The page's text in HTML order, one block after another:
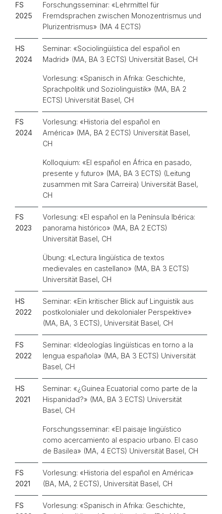
FS
2025
Forschungsseminar: «Lehrmittel für
Fremdsprachen zwischen Monozentrismus und
Plurizentrismus» (MA 4 ECTS)
HS
2024
Seminar: «Sociolingüística del español en
Madrid» (MA, BA 3 ECTS) Universität Basel, CH
Vorlesung: «Spanisch in Afrika: Geschichte,
Sprachpolitik und Soziolinguistik» (MA, BA 2
ECTS) Universität Basel, CH
FS
2024
Vorlesung: «Historia del español en
América» (MA, BA 2 ECTS) Universität Basel,
CH
Kolloquium: «El español en África en pasado,
presente y futuro» (MA, BA 3 ECTS) (Leitung
zusammen mit Sara Carreira) Universität Basel,
CH
FS
2023
Vorlesung: «El español en la Península Ibérica:
panorama histórico» (MA, BA 2 ECTS)
Universität Basel, CH
Übung: «Lectura lingüística de textos
medievales en castellano» (MA, BA 3 ECTS)
Universität Basel, CH
HS
2022
Seminar: «Ein kritischer Blick auf Linguistik aus
postkolonialer und dekolonialer Perspektive»
(MA, BA, 3 ECTS), Universität Basel, CH
FS
2022
Seminar: «Ideologías lingüísticas en torno a la
lengua española» (MA, BA 3 ECTS) Universität
Basel, CH
HS
2021
Seminar: «¿Guinea Ecuatorial como parte de la
Hispanidad?» (MA, BA 3 ECTS) Universität
Basel, CH
Forschungsseminar: «El paisaje lingüístico
como acercamiento al espacio urbano. El caso
de Basilea» (MA, 4 ECTS) Universität Basel, CH
FS
2021
Vorlesung: «Historia del español en América»
(BA, MA, 2 ECTS), Universität Basel, CH
FS
Vorlesung: «Spanisch in Afrika: Geschichte,